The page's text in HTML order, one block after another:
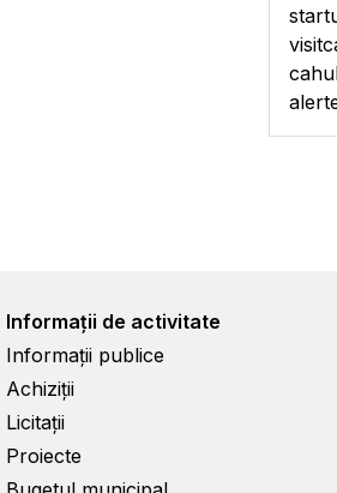
Informații de activitate
Informații publice
Achiziții
Licitații
Proiecte